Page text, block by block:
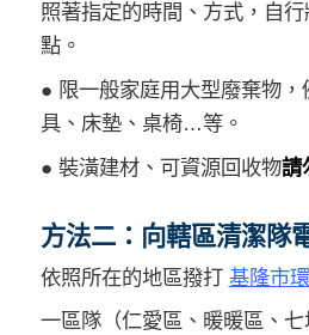
照著指定的時間、方式，自
點。
● 限一般家庭用大型廢棄物，
具、床墊、桌椅…等。
● 裝潢建材、可資源回收物請
方法二：向轄區清潔隊
依照所在的地區撥打 基隆市
一區隊（仁愛區、暖暖區、七